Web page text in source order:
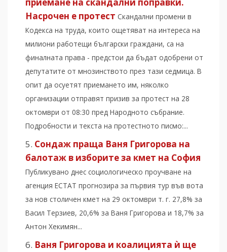
приемане на скандални поправки.
Насрочен е протест Скандални промени в
Кодекса на труда, които ощетяват на интереса на
милиони работещи български граждани, са на
финалната права - предстои да бъдат одобрени от
депутатите от мнозинството през тази седмица. В
опит да осуетят приемането им, няколко
организации отправят призив за протест на 28
октомври от 08:30 пред Народното събрание.
Подробности и текста на протестното писмо:...
Сондаж праща Ваня Григорова на
балотаж в изборите за кмет на София
Публикувано днес социологическо проучване на
агенция ЕСТАТ прогнозира за първия тур във вота
за нов столичен кмет на 29 октомври т. г. 27,8% за
Васил Терзиев, 20,6% за Ваня Григорова и 18,7% за
Антон Хекимян...
Ваня Григорова и коалицията ѝ ще